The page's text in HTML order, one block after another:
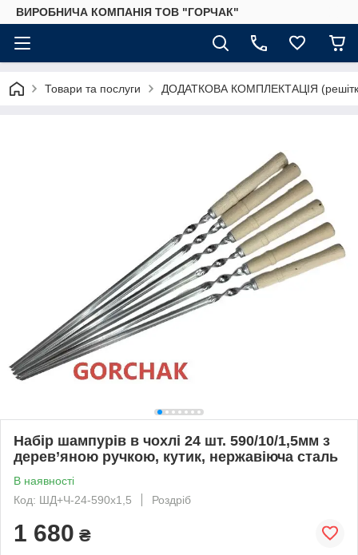
ВИРОБНИЧА КОМПАНІЯ ТОВ "ГОРЧАК"
Товари та послуги ДОДАТКОВА КОМПЛЕКТАЦІЯ
Набір шампурів в чохлі 24 шт. 590/10/1,5мм з
дерев’яною ручкою, кутик, нержавіюча сталь
В наявності
Код: ШД+Ч-24-590х1,5
Роздріб
1 680 ₴